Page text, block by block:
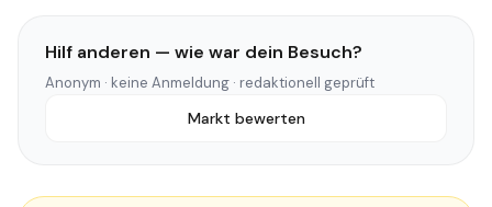
Hilf anderen — wie war dein Besuch?
Anonym · keine Anmeldung · redaktionell geprüft
Markt bewerten